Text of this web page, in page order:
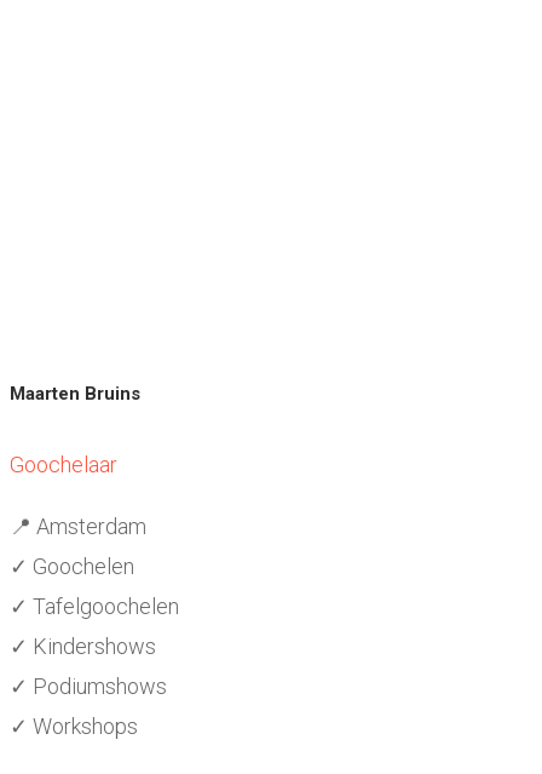
Maarten Bruins
Goochelaar
📍 Amsterdam
✓ Goochelen
✓ Tafelgoochelen
✓ Kindershows
✓ Podiumshows
✓ Workshops